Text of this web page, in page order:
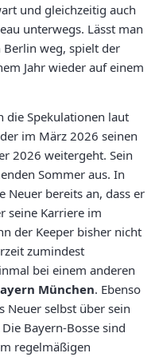
und gleichzeitig auch
unterwegs. Lässt man
weg, spielt der
Jahr wieder auf einem
die Spekulationen laut
im März 2026 seinen
2026 weitergeht. Sein
Sommer aus. In
Neuer bereits an, dass er
seine Karriere im
der Keeper bisher nicht
zumindest
bei einem anderen
München. Ebenso
Neuer selbst über sein
Bayern-Bosse sind
regelmäßigen